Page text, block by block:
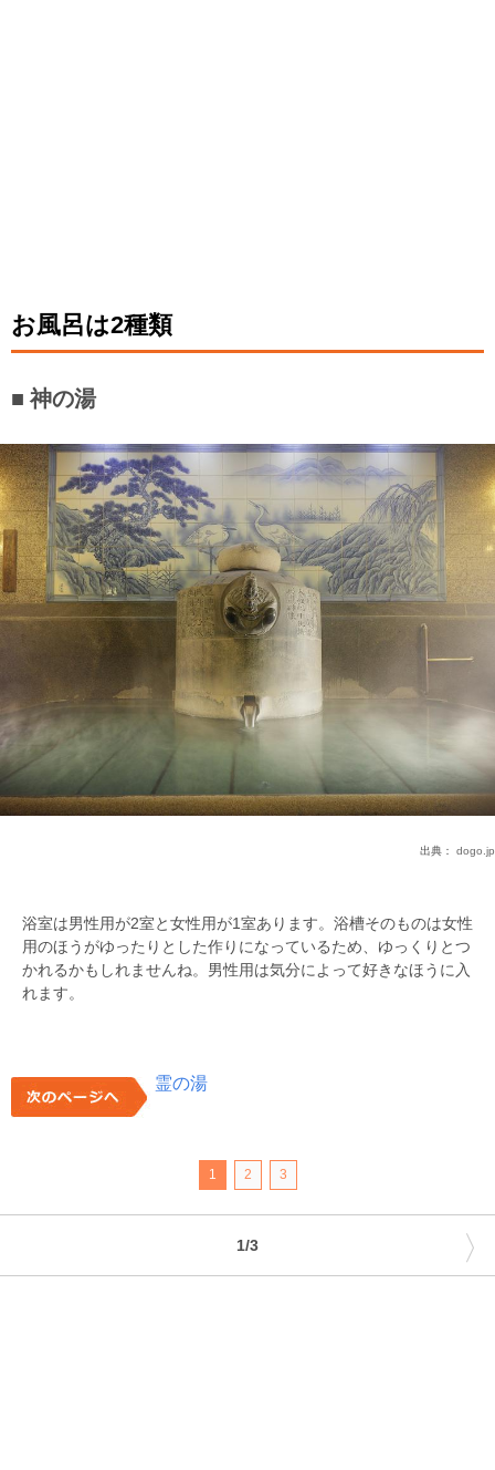
お風呂は2種類
神の湯
出典： dogo.jp
浴室は男性用が2室と女性用が1室あります。浴槽そのものは女性
用のほうがゆったりとした作りになっているため、ゆっくりとつ
かれるかもしれませんね。男性用は気分によって好きなほうに入
れます。
霊の湯
1 2 3
1/3 〉